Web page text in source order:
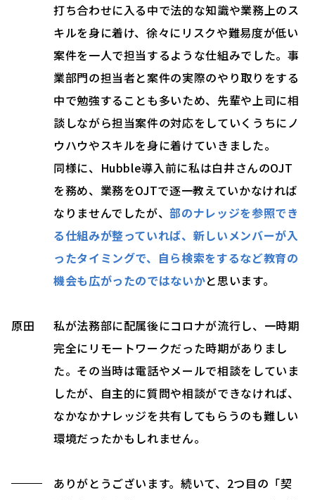
打ち合わせに入る中で法的な知識や業務上のス
キルを身に着け、徐々にリスクや難易度が低い
案件を一人で担当するような仕組みでした。事
業部門の担当者と案件の実際のやり取りをする
中で勉強することも多いため、先輩や上司に相
談しながら担当案件の対応をしていくうちにノ
ウハウやスキルを身に着けていきました。
同様に、Hubble導入前に私は白井さんのOJT
を務め、業務をOJTで逐一教えていかなければ
なりませんでしたが、部のナレッジを参照でき
る仕組みが整っていれば、新しいメンバーが入
ったタイミングで、自ら検索をするなど教育の
機会も広がったのではないかと思います。
原田
私が法務部に配属後にコロナが流行し、一時期
完全にリモートワークだった時期がありまし
た。その当時は電話やメールで相談をしていま
したが、自主的に質問や相談ができなければ、
なかなかナレッジを共有してもらうのも難しい
環境だったかもしれません。
ありがとうございます。続いて、2つ目の「契